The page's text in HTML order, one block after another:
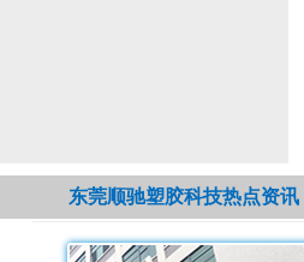
东莞顺驰塑胶科技热点资讯